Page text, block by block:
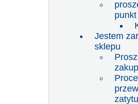
punkt
Jestem
sklepu